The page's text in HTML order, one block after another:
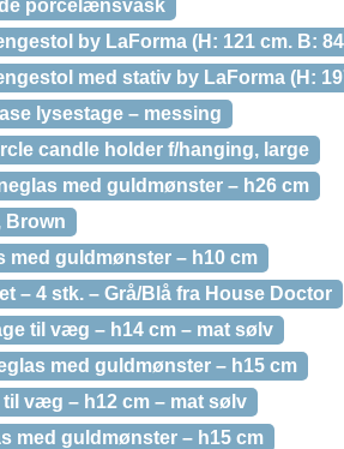
porcelænsvask
by LaForma (H: 121 cm. B:
med stativ by LaForma (H:
lysestage – messing
candle holder f/hanging, large
med guldmønster – h26 cm
Brown
med guldmønster – h10 cm
– 4 stk. – Grå/Blå fra House Doctor
til væg – h14 cm – mat sølv
med guldmønster – h15 cm
væg – h12 cm – mat sølv
med guldmønster – h15 cm